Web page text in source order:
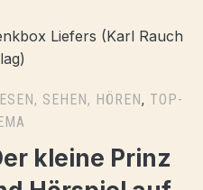
SEHEN, HÖREN, TOP-
kleine Prinz